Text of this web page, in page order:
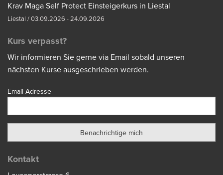
Krav Maga Self Protect Einsteigerkurs in Liestal
Liestal / 03.09.2026 - 24.09.2026
Kurs verpasst?
Wir informieren Sie gerne via Email sobald unseren
nächsten Kurse ausgeschrieben werden.
Email Adresse
Kontakt